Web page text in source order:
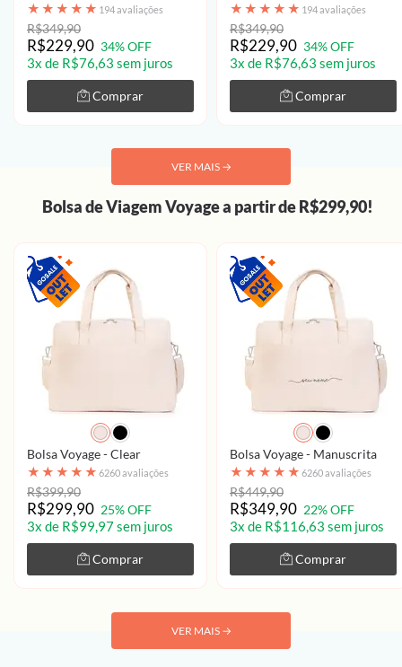
★ ★ ★ ★ ★ 194 avaliações
R$349,90
R$229,90 34% OFF
3x de R$76,63 sem juros
Comprar
★ ★ ★ ★ ★ 194 avaliações
R$349,90
R$229,90 34% OFF
3x de R$76,63 sem juros
Comprar
VER MAIS →
Bolsa de Viagem Voyage a partir de R$299,90!
Bolsa Voyage - Clear
★ ★ ★ ★ ★ 6260 avaliações
R$399,90
R$299,90 25% OFF
3x de R$99,97 sem juros
Comprar
Bolsa Voyage - Manuscrita
★ ★ ★ ★ ★ 6260 avaliações
R$449,90
R$349,90 22% OFF
3x de R$116,63 sem juros
Comprar
VER MAIS →